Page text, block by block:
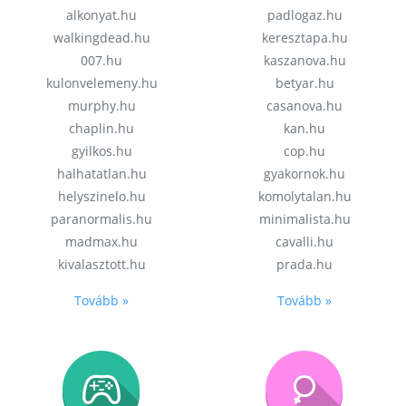
alkonyat.hu
walkingdead.hu
007.hu
kulonvelemeny.hu
murphy.hu
chaplin.hu
gyilkos.hu
halhatatlan.hu
helyszinelo.hu
paranormalis.hu
madmax.hu
kivalasztott.hu
Tovább »
padlogaz.hu
keresztapa.hu
kaszanova.hu
betyar.hu
casanova.hu
kan.hu
cop.hu
gyakornok.hu
komolytalan.hu
minimalista.hu
cavalli.hu
prada.hu
Tovább »